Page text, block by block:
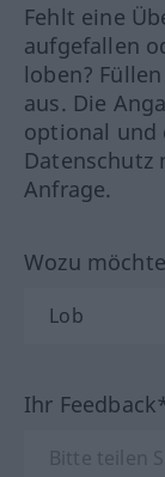
Fehlt eine
aufgefallen
loben?
aus. Die
optional und
Datenschutz
Anfrage.
Wozu
Ihr